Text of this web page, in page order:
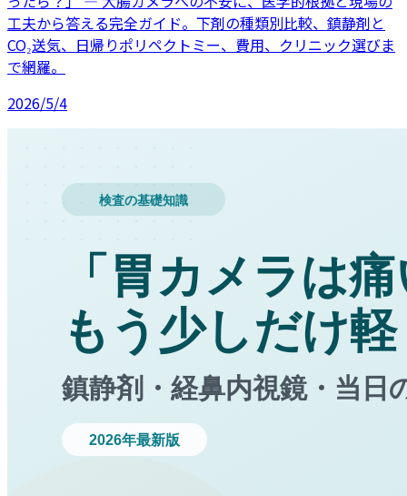
工夫から答える完全ガイド。下剤の種類別比較、鎮静剤と
CO₂送気、日帰りポリペクトミー、費用、クリニック選びま
で網羅。
2026/5/4